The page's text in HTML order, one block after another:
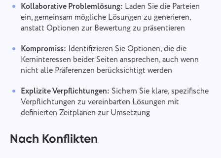
Kollaborative Problemlösung: Laden Sie die Parteien
ein, gemeinsam mögliche Lösungen zu generieren,
anstatt Optionen zur Bewertung zu präsentieren
Kompromiss: Identifizieren Sie Optionen, die die
Kerninteressen beider Seiten ansprechen, auch wenn
nicht alle Präferenzen berücksichtigt werden
Explizite Verpflichtungen: Sichern Sie klare, spezifische
Verpflichtungen zu vereinbarten Lösungen mit
definierten Zeitplänen zur Umsetzung
Nach Konflikten